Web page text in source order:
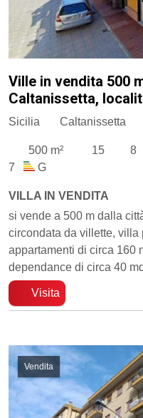
Ville in vendita 500
Caltanissetta,
Sicilia Caltanissetta
500 m² 15
8
7
G
VILLA IN VENDITA
si vende a 500 m dalla
circondata da villette, villa
appartamenti di circa 160
dependance di circa 40
Visita
Vendita